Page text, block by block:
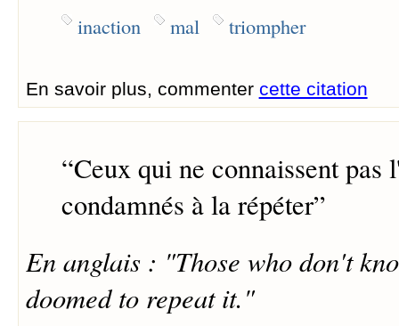
inaction mal triompher
En savoir plus, commenter cette citation
“Ceux qui ne connaissent pas
condamnés à la répéter”
En anglais : "Those who don't
doomed to repeat it."